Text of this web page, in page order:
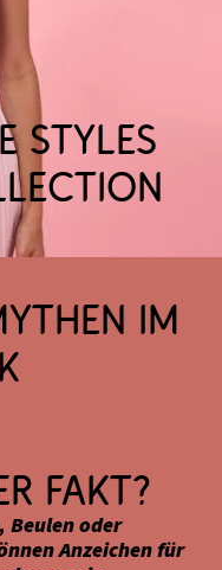
Styles
IM
Fakt?
Beulen oder
Anzeichen für